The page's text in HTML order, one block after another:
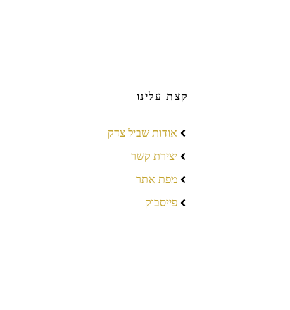
קצת עלינו
אודות שביל צדק
יצירת קשר
מפת אתר
פייסבוק